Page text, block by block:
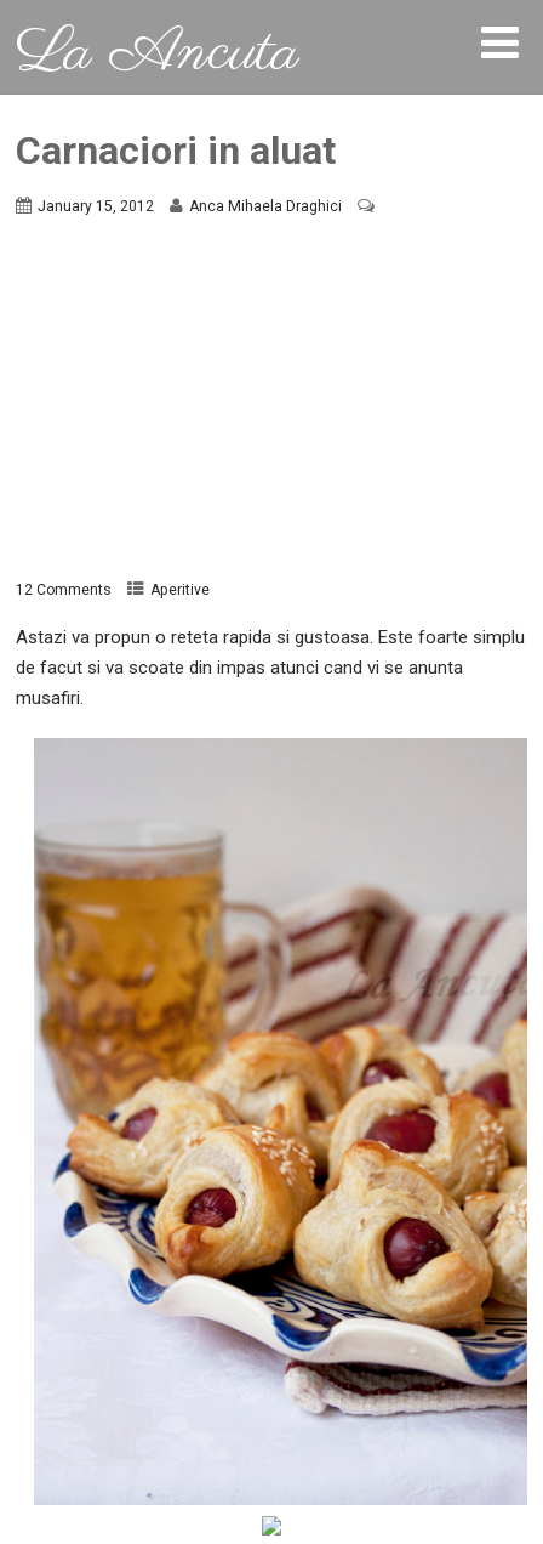
La Ancuta
Carnaciori in aluat
January 15, 2012 Anca Mihaela Draghici
12 Comments Aperitive
Astazi va propun o reteta rapida si gustoasa. Este foarte simplu
de facut si va scoate din impas atunci cand vi se anunta
musafiri.